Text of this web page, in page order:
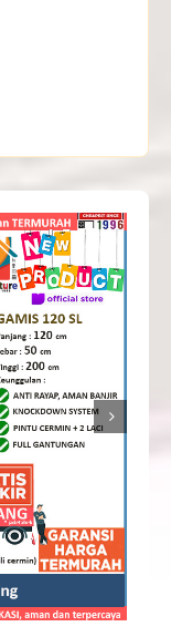
